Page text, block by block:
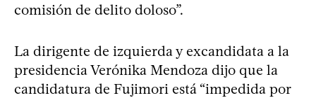
comisión de delito doloso”.
La dirigente de izquierda y excandidata a la
presidencia Verónika Mendoza dijo que la
candidatura de Fujimori está “impedida por